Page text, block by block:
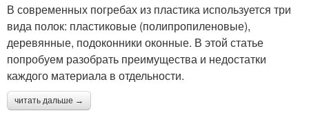
В современных погребах из пластика используется три
вида полок: пластиковые (полипропиленовые),
деревянные, подоконники оконные. В этой статье
попробуем разобрать преимущества и недостатки
каждого материала в отдельности.
читать дальше →